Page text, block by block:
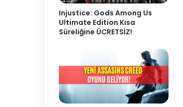
Injustice: Gods Among Us
Ultimate Edition Kısa
Süreliğine ÜCRETSİZ!